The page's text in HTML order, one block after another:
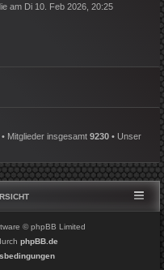
am Di 10. Feb 2026, 20:25
• Mitglieder insgesamt 9230 • Unser
© phpBB Limited
phpBB.de